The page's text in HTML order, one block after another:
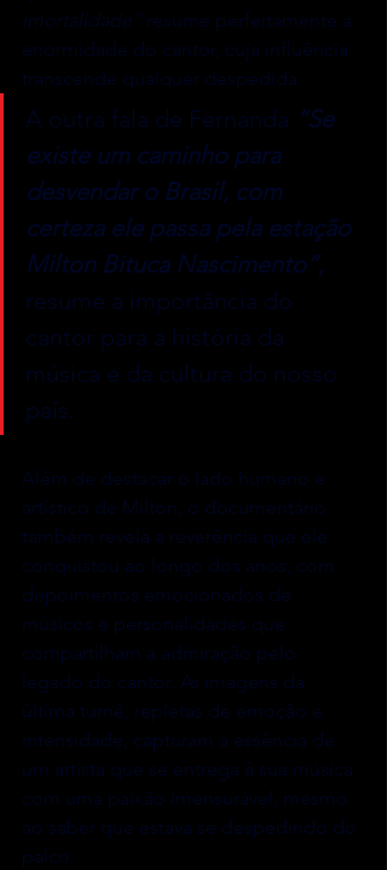
imortalidade” resume perfeitamente a
enormidade do cantor, cuja influência
transcende qualquer despedida.
A outra fala de Fernanda “Se
existe um caminho para
desvendar o Brasil, com
certeza ele passa pela estação
Milton Bituca Nascimento”,
resume a importância do
cantor para a história da
música e da cultura do nosso
país.
Além de destacar o lado humano e
artístico de Milton, o documentário
também revela a reverência que ele
conquistou ao longo dos anos, com
depoimentos emocionados de
músicos e personalidades que
compartilham a admiração pelo
legado do cantor. As imagens da
última turnê, repletas de emoção e
intensidade, capturam a essência de
um artista que se entrega à sua música
com uma paixão imensurável, mesmo
ao saber que estava se despedindo do
palco.